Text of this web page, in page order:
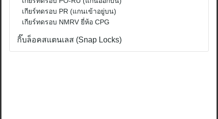
เกียร์ทดรอบ PR (แกนเข้าอยู่บน)
เกียร์ทดรอบ NMRV ยี่ห้อ CPG
กิ๊บล็อคสแตนเลส (Snap Locks)